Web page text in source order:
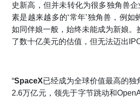
史新高，但并未转化为很多独角兽
素是越来越多的‘常年’独角兽，例如
如同伴娘一般，始终未能成为新娘。
了数十亿美元的估值，但无法迈出
“SpaceX已经成为全球价值最高的独
2.6万亿元，领先于字节跳动和